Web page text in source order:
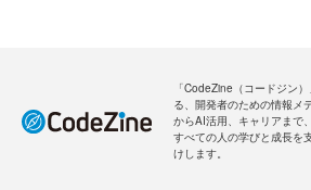
「CodeZine（コードジン
る、開発者のための情報メ
からAI活用、キャリアまで
すべての人の学びと成長を
けします。